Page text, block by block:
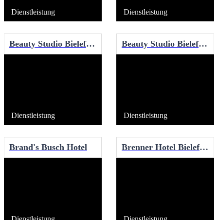
Dienstleistung Dienstleistung
Beauty Studio Bielefeld - Heidebrecht
Dienstleistung
Beauty Studio Bielefeld - Howe
Dienstleistung
Brand's Busch Hotel Brenner Hotel Bielefeld